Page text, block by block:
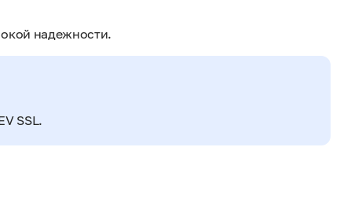
надежности.
SSL.